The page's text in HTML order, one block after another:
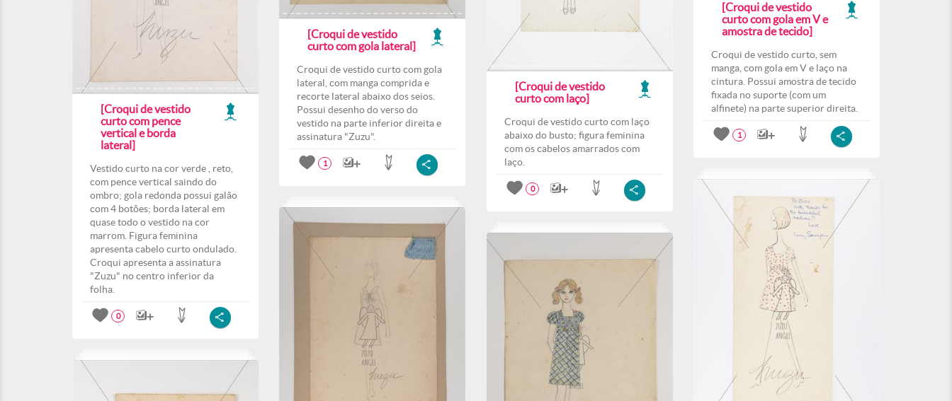
[Croqui de vestido
curto com gola em V e
amostra de tecido]
Croqui de vestido curto, sem
manga, com gola em V e laço na
cintura. Possui amostra de tecido
fixada no suporte (com um
alfinete) na parte superior direita.
1
[Croqui de vestido
curto com gola lateral]
Croqui de vestido curto com gola
lateral, com manga comprida e
recorte lateral abaixo dos seios.
Possui desenho do verso do
vestido na parte inferior direita e
assinatura "Zuzu".
1
[Croqui de vestido
curto com laço]
Croqui de vestido curto com laço
abaixo do busto; figura feminina
com os cabelos amarrados com
laço.
0
[Croqui de vestido
curto com pence
vertical e borda
lateral]
Vestido curto na cor verde , reto,
com pence vertical saindo do
ombro; gola redonda possui galão
com 4 botões; borda lateral em
quase todo o vestido na cor
marrom. Figura feminina
apresenta cabelo curto ondulado.
Croqui apresenta a assinatura
"Zuzu" no centro inferior da
folha.
0